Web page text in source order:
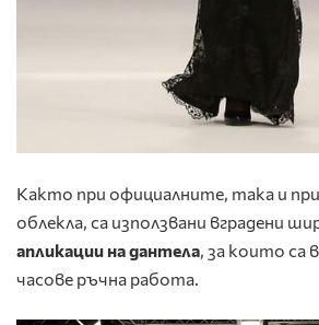
Както при официалните, така и
облекла, са използвани вградени
апликации на дантела, за които са
часове ръчна работа.